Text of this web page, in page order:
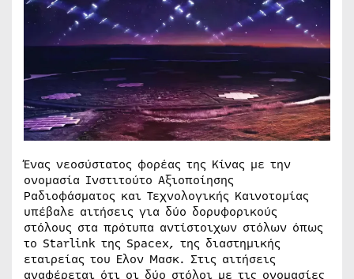
Ένας νεοσύστατος φορέας της Κίνας με την
ονομασία Ινστιτούτο Αξιοποίησης
Ραδιοφάσματος και Τεχνολογικής Καινοτομίας
υπέβαλε αιτήσεις για δύο δορυφορικούς
στόλους στα πρότυπα αντίστοιχων στόλων όπως
το Starlink της Spacex, της διαστημικής
εταιρείας του Ελον Μασκ. Στις αιτήσεις
αναφέρεται ότι οι δύο στόλοι με τις ονομασίες